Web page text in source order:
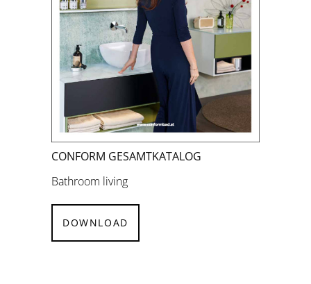
CONFORM GESAMTKATALOG
Bathroom living
DOWNLOAD